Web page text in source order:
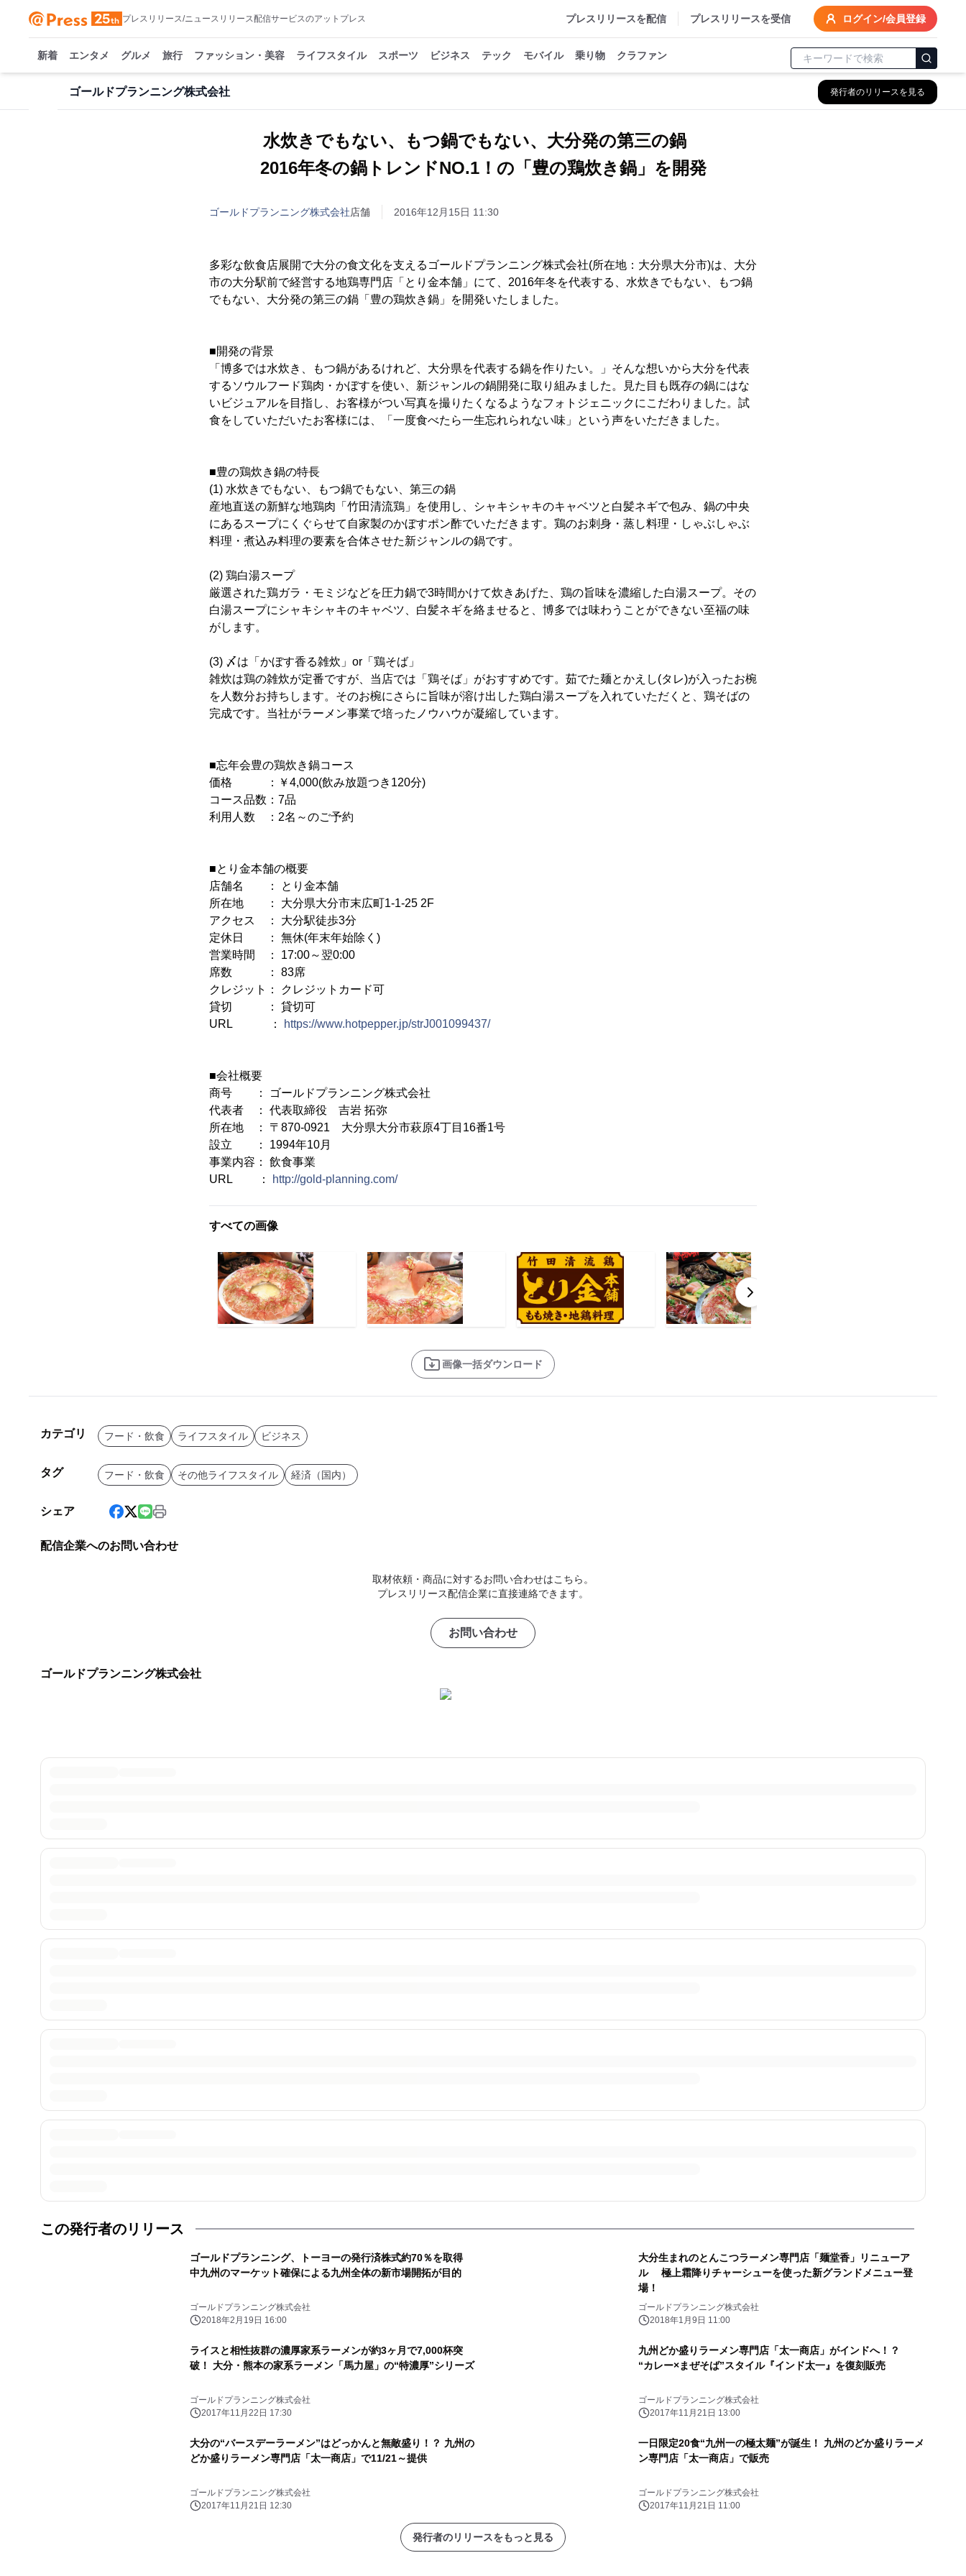
プレスリリース/ニュースリリース配信サービスのアットプレス プレスリリースを配信 プレスリリースを受信 ログイン/会員登録
新着 エンタメ グルメ 旅行 ファッション・美容 ライフスタイル スポーツ ビジネス テック モバイル 乗り物 クラファン
ゴールドプランニング株式会社 発行者のリリースを見る
水炊きでもない、もつ鍋でもない、大分発の第三の鍋
2016年冬の鍋トレンドNO.1！の「豊の鶏炊き鍋」を開発
ゴールドプランニング株式会社店舗 2016年12月15日 11:30
多彩な飲食店展開で大分の食文化を支えるゴールドプランニング株式会社(所在地：大分県大分市)は、大分
市の大分駅前で経営する地鶏専門店「とり金本舗」にて、2016年冬を代表する、水炊きでもない、もつ鍋
でもない、大分発の第三の鍋「豊の鶏炊き鍋」を開発いたしました。
■開発の背景
「博多では水炊き、もつ鍋があるけれど、大分県を代表する鍋を作りたい。」そんな想いから大分を代表
するソウルフード鶏肉・かぼすを使い、新ジャンルの鍋開発に取り組みました。見た目も既存の鍋にはな
いビジュアルを目指し、お客様がつい写真を撮りたくなるようなフォトジェニックにこだわりました。試
食をしていただいたお客様には、「一度食べたら一生忘れられない味」という声をいただきました。
■豊の鶏炊き鍋の特長
(1) 水炊きでもない、もつ鍋でもない、第三の鍋
産地直送の新鮮な地鶏肉「竹田清流鶏」を使用し、シャキシャキのキャベツと白髪ネギで包み、鍋の中央
にあるスープにくぐらせて自家製のかぼすポン酢でいただきます。鶏のお刺身・蒸し料理・しゃぶしゃぶ
料理・煮込み料理の要素を合体させた新ジャンルの鍋です。
(2) 鶏白湯スープ
厳選された鶏ガラ・モミジなどを圧力鍋で3時間かけて炊きあげた、鶏の旨味を濃縮した白湯スープ。その
白湯スープにシャキシャキのキャベツ、白髪ネギを絡ませると、博多では味わうことができない至福の味
がします。
(3) 〆は「かぼす香る雑炊」or「鶏そば」
雑炊は鶏の雑炊が定番ですが、当店では「鶏そば」がおすすめです。茹でた麺とかえし(タレ)が入ったお椀
を人数分お持ちします。そのお椀にさらに旨味が溶け出した鶏白湯スープを入れていただくと、鶏そばの
完成です。当社がラーメン事業で培ったノウハウが凝縮しています。
■忘年会豊の鶏炊き鍋コース
価格 ：￥4,000(飲み放題つき120分)
コース品数：7品
利用人数 ：2名～のご予約
■とり金本舗の概要
店舗名 ： とり金本舗
所在地 ： 大分県大分市末広町1-1-25 2F
アクセス ： 大分駅徒歩3分
定休日 ： 無休(年末年始除く)
営業時間 ： 17:00～翌0:00
席数 ： 83席
クレジット： クレジットカード可
貸切 ： 貸切可
URL ：
https://www.hotpepper.jp/strJ001099437/
■会社概要
商号 ： ゴールドプランニング株式会社
代表者 ： 代表取締役 吉岩 拓弥
所在地 ： 〒870-0921 大分県大分市萩原4丁目16番1号
設立 ： 1994年10月
事業内容： 飲食事業
URL ：
http://gold-planning.com/
すべての画像
画像一括ダウンロード
カテゴリ フード・飲食 ライフスタイル ビジネス
タグ フード・飲食 その他ライフスタイル 経済（国内）
シェア
配信企業へのお問い合わせ
取材依頼・商品に対するお問い合わせはこちら。
プレスリリース配信企業に直接連絡できます。
お問い合わせ
ゴールドプランニング株式会社
この発行者のリリース
ゴールドプランニング、トーヨーの発行済株式約70％を取得
中九州のマーケット確保による九州全体の新市場開拓が目的
ゴールドプランニング株式会社
2018年2月19日 16:00
大分生まれのとんこつラーメン専門店「麺堂香」リニューア
ル 極上霜降りチャーシューを使った新グランドメニュー登
場！
ゴールドプランニング株式会社
2018年1月9日 11:00
ライスと相性抜群の濃厚家系ラーメンが約3ヶ月で7,000杯突
破！ 大分・熊本の家系ラーメン「馬力屋」の“特濃厚”シリーズ
ゴールドプランニング株式会社
2017年11月22日 17:30
九州どか盛りラーメン専門店「太一商店」がインドへ！？
“カレー×まぜそば”スタイル『インド太一』を復刻販売
ゴールドプランニング株式会社
2017年11月21日 13:00
大分の“バースデーラーメン”はどっかんと無敵盛り！？ 九州の
どか盛りラーメン専門店「太一商店」で11/21～提供
ゴールドプランニング株式会社
2017年11月21日 12:30
一日限定20食“九州一の極太麺”が誕生！ 九州のどか盛りラーメ
ン専門店「太一商店」で販売
ゴールドプランニング株式会社
2017年11月21日 11:00
発行者のリリースをもっと見る